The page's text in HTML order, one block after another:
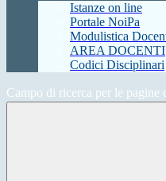
Istanze on line
Portale NoiPa
Modulistica
AREA DOCENTI
Codici Disciplinari
Campo di ricerca per le pagine